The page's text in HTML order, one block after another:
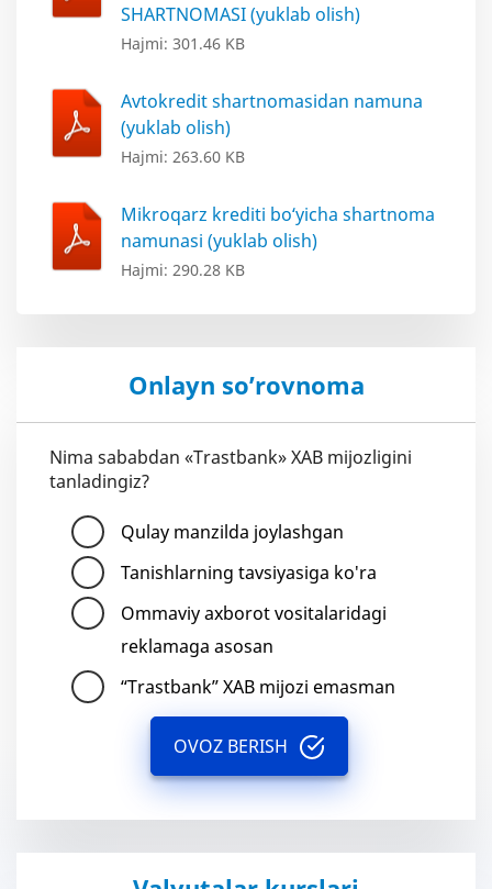
SHARTNOMASI (yuklab olish)
Hajmi: 301.46 KB
Avtokredit shartnomasidan namuna
(yuklab olish)
Hajmi: 263.60 KB
Mikroqarz krediti bo‘yicha shartnoma
namunasi (yuklab olish)
Hajmi: 290.28 KB
Onlayn so’rovnoma
Nima sababdan «Trastbank» XAB mijozligini
tanladingiz?
Qulay manzilda joylashgan
Tanishlarning tavsiyasiga ko'ra
Ommaviy axborot vositalaridagi
reklamaga asosan
“Trastbank” XAB mijozi emasman
OVOZ BERISH